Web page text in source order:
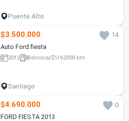
Puente Alto
$3.500.000
14
Auto Ford fiesta
2012 Bencina 162000 km
Santiago
$4.690.000
0
FORD FIESTA 2013